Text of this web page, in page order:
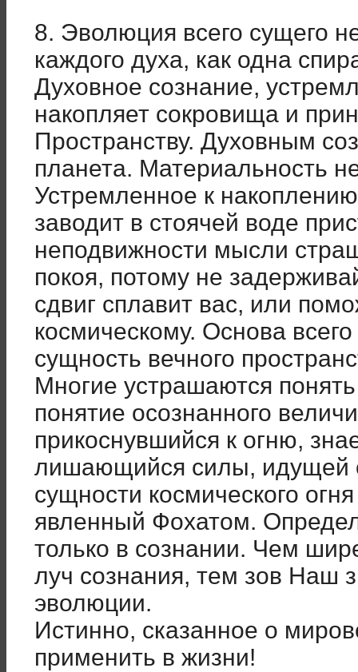
8. Эволюция всего сущего
каждого духа, как одна
Духовное сознание,
накопляет сокровища и
Пространству. Духовным
планета. Материальность
Устремленное к
заводит в стоячей воде
неподвижности мысли
покоя, потому не
сдвиг сплавит вас, или
космическому. Основа
сущность вечного
Многие устрашаются
понятие осознанного
прикоснувшийся к огню,
лишающийся силы, идущей
сущности космического
явленный Фохатом.
только в сознании. Чем
луч сознания, тем зов Наш
эволюции.
Истинно, сказанное о
применить в жизни!